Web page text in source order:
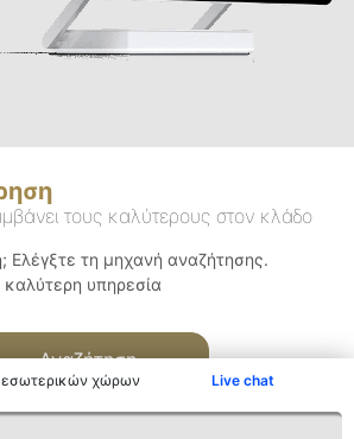
χώρων Live chat
τους καλύτερους στον κλάδο
Ελέγξτε τη μηχανή αναζήτησης.
καλύτερη υπηρεσία
Αναζήτηση